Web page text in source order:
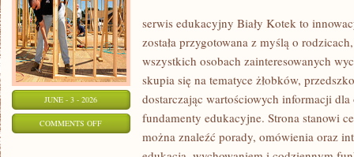
JUNE - 3 - 2026
COMMENTS OFFON
serwis edukacyjny Biały Kotek to
została przygotowana z myślą o
wszystkich osobach zainteresowanych
skupia się na tematyce żłobków,
dostarczając wartościowych informacji
fundamenty edukacyjne. Strona stanowi
można znaleźć porady, omówienia oraz